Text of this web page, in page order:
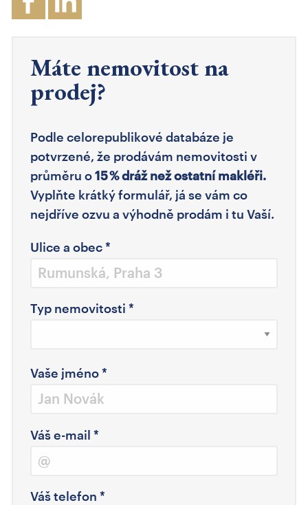
Máte nemovitost na
prodej?
Podle celorepublikové databáze je
potvrzené, že prodávám nemovitosti v
průměru o15 % dráž než ostatní makléři.
Vyplňte krátký formulář, já se vám co
nejdříve ozvu a výhodně prodám i tu Vaší.
Ulice a obec*
Typ nemovitosti *
Vaše jméno*
Váš e-mail *
Váš telefon *